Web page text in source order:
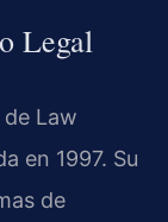
Legal
Law
en 1997. Su
de